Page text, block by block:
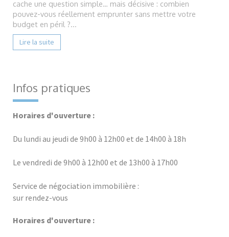
cache une question simple… mais décisive : combien
pouvez-vous réellement emprunter sans mettre votre
budget en péril ?...
Lire la suite
Infos pratiques
Horaires d'ouverture :
Du lundi au jeudi de 9h00 à 12h00 et de 14h00 à 18h
Le vendredi de 9h00 à 12h00 et de 13h00 à 17h00
Service de négociation immobilière :
sur rendez-vous
Horaires d'ouverture :